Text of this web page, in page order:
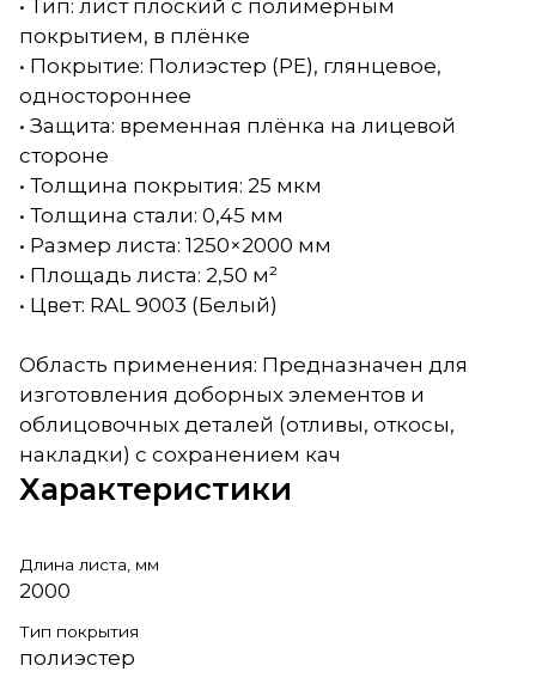
• Тип: лист плоский с полимерным
покрытием, в плёнке
• Покрытие: Полиэстер (PE), глянцевое,
одностороннее
• Защита: временная плёнка на лицевой
стороне
• Толщина покрытия: 25 мкм
• Толщина стали: 0,45 мм
• Размер листа: 1250×2000 мм
• Площадь листа: 2,50 м²
• Цвет: RAL 9003 (Белый)
Область применения: Предназначен для
изготовления доборных элементов и
облицовочных деталей (отливы, откосы,
накладки) с сохранением кач
Характеристики
Длина листа, мм
2000
Тип покрытия
полиэстер